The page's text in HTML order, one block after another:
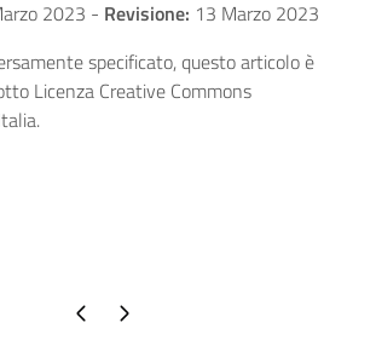
2023 - Revisione: 13 Marzo 2023
specificato, questo articolo è
Licenza Creative Commons
Pagina precedente
Pagina successiva